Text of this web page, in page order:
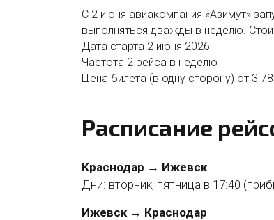
С 2 июня авиакомпания «Азимут»
выполняться дважды в неделю.
Дата старта 2 июня 2026
Частота 2 рейса в неделю
Цена билета (в одну сторону) от 3
Расписание
Краснодар → Ижевск
Дни: вторник, пятница в 17:40
Ижевск → Краснодар